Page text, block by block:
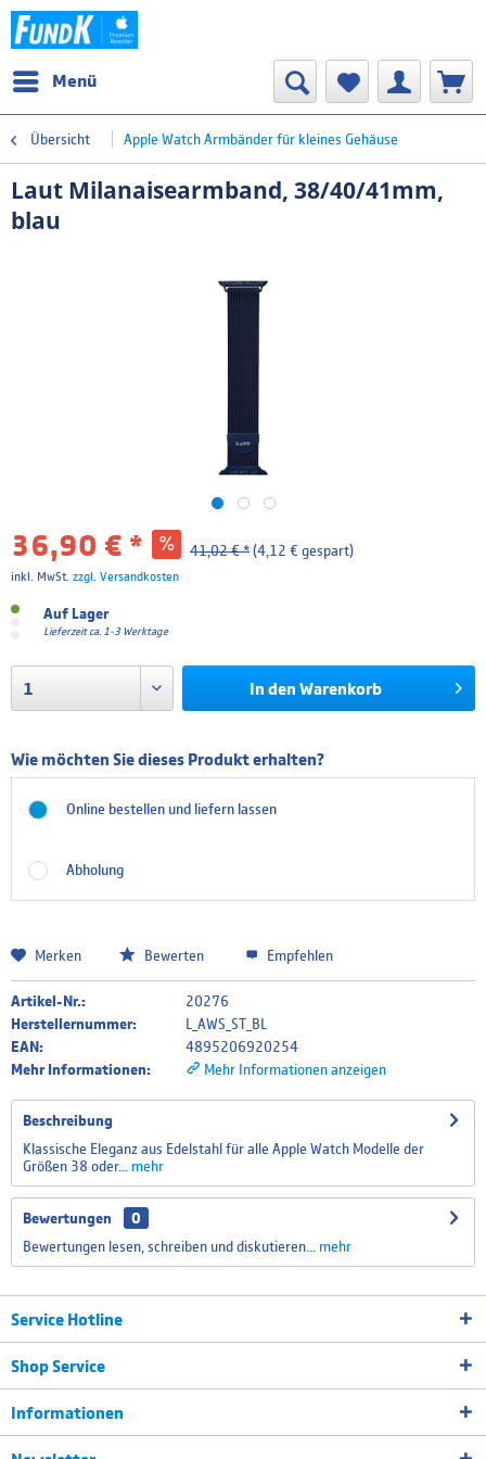
Menü
Übersicht Apple Watch Armbänder für kleines Gehäuse
Laut Milanaisearmband, 38/40/41mm,
blau
36,90 € * 41,02 € *(4,12 € gespart)
inkl. MwSt. zzgl. Versandkosten
Auf Lager
Lieferzeit ca. 1-3 Werktage
In den Warenkorb
Wie möchten Sie dieses Produkt erhalten?
Online bestellen und liefern lassen
Abholung
Merken Bewerten Empfehlen
Artikel-Nr.:
20276
Herstellernummer:
L_AWS_ST_BL
EAN:
4895206920254
Mehr Informationen:
Mehr Informationen anzeigen
Beschreibung
Klassische Eleganz aus Edelstahl für alle Apple Watch Modelle der
Größen 38 oder...
mehr
Bewertungen
0
Bewertungen lesen, schreiben und diskutieren...
mehr
Service Hotline
Shop Service
Informationen